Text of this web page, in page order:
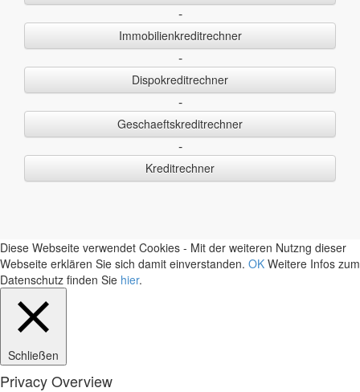
-
Immobilienkreditrechner
-
Dispokreditrechner
-
Geschaeftskreditrechner
-
Kreditrechner
Diese Webseite verwendet Cookies - Mit der weiteren Nutzng dieser
Webseite erklären Sie sich damit einverstanden. OK Weitere Infos zum
Datenschutz finden Sie hier.
Schließen
Privacy Overview